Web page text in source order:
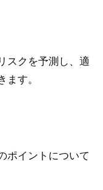
スクを予測し、適
す。
ポイントについて